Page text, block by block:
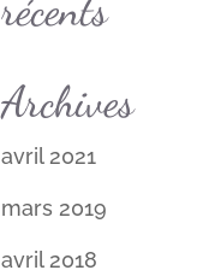
Archives
avril 2021
mars 2019
avril 2018